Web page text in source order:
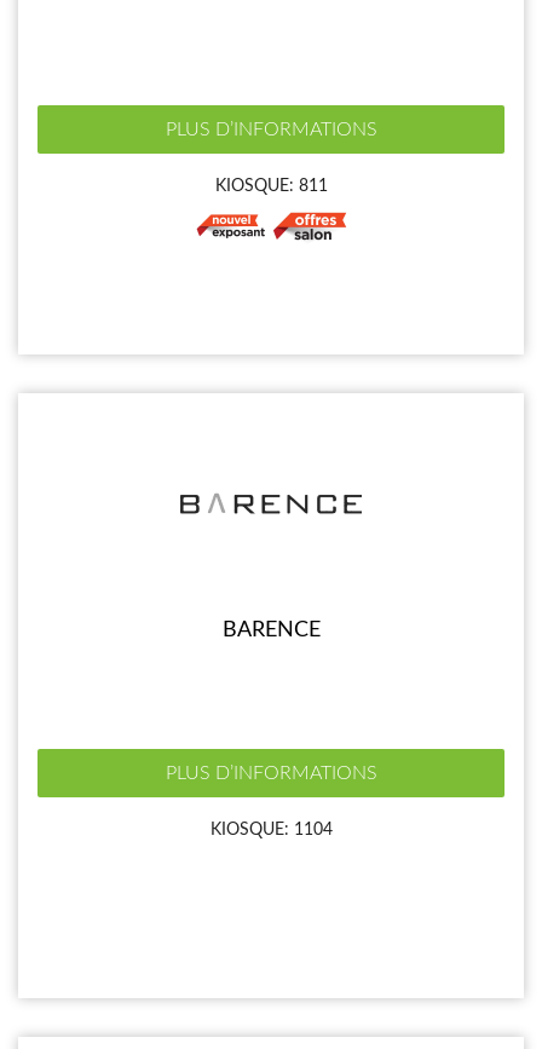
PLUS D’INFORMATIONS
KIOSQUE: 811
BARENCE
PLUS D’INFORMATIONS
KIOSQUE: 1104